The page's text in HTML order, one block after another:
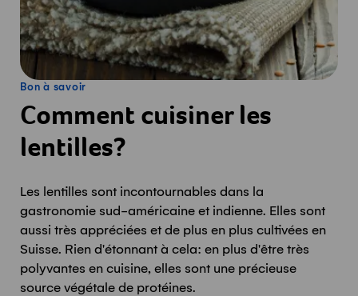
Bon à savoir
Comment cuisiner les
lentilles?
Les lentilles sont incontournables dans la
gastronomie sud-américaine et indienne. Elles sont
aussi très appréciées et de plus en plus cultivées en
Suisse. Rien d'étonnant à cela: en plus d'être très
polyvantes en cuisine, elles sont une précieuse
source végétale de protéines.